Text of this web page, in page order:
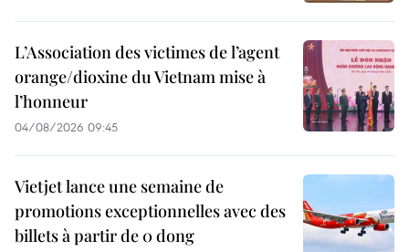
L’Association des victimes de l’agent
orange/dioxine du Vietnam mise à
l’honneur
04/08/2026 09:45
Vietjet lance une semaine de
promotions exceptionnelles avec des
billets à partir de 0 dong